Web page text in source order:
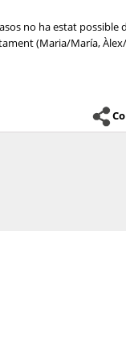
no ha estat
(Maria/María,